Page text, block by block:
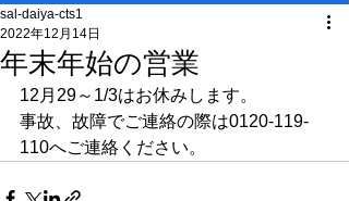
年末年始の営業
sal-daiya-cts1
2022年12月14日
12月29～1/3はお休みします。
事故、故障でご連絡の際は0120-119-
110へご連絡ください。